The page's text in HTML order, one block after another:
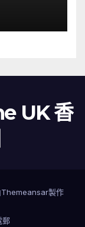
UK 香
Themeansar製作
郵